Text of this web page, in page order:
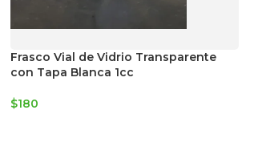
Frasco Vial de Vidrio Transparente
con Tapa Blanca 1cc
$180